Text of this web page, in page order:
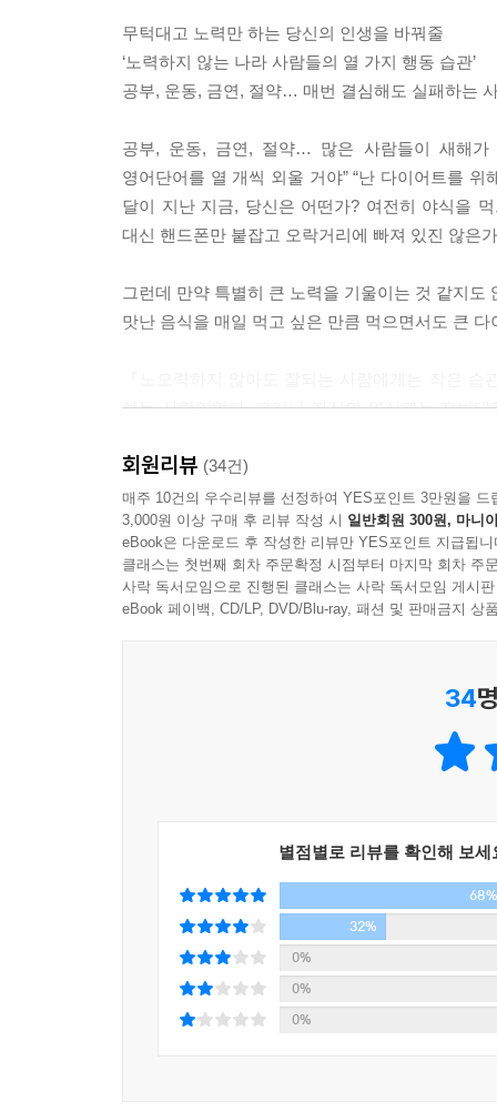
무턱대고 노력만 하는 당신의 인생을 바꿔줄
‘노력하지 않는 나라 사람들의 열 가지 행동 습관’
공부, 운동, 금연, 절약… 매번 결심해도 실패하는
공부, 운동, 금연, 절약… 많은 사람들이 새해
영어단어를 열 개씩 외울 거야” “난 다이어트를
달이 지난 지금, 당신은 어떤가? 여전히 야식을
대신 핸드폰만 붙잡고 오락거리에 빠져 있진 않은
그런데 만약 특별히 큰 노력을 기울이는 것 같지
맛난 음식을 매일 먹고 싶은 만큼 먹으면서도 큰
하는 사람이었다. 그러나 자신의 열심과는 정반
멈추기로 결심한다. 그리고 쉽게 떨어지는 의욕
익히면서, 자신의 꿈에 한발 짝 더 다가서는 놀라
이 책에서 저자가 소개하는 방법은 보통 사람들
소모하지 않기 위해 사소한 결정은 미리 내려놓
똑같은 시간에 반복해서 함으로써 내 몸에 무의
실패만 하던 루저에서 승승장구하는 사업가가
미사키를 통해 독자들이 대리 체험을 할 수 있도
회원리뷰 (34건)
매주 10건의 우수리뷰를 선정하여 YES포인트 3만원을 드
3,000원 이상 구매 후 리뷰 작성 시 일반회원 300원, 마니
eBook은 다운로드 후 작성한 리뷰만 YES포인트 지급됩니
클래스는 첫번째 회차 주문확정 시점부터 마지막 회차 주
사락 독서모임으로 진행된 클래스는 사락 독서모임 게시
eBook 페이백, CD/LP, DVD/Blu-ray, 패션 및 판매금지 상
34
별점별로 리뷰를 확인해 보세
68%
32%
0%
0%
0%